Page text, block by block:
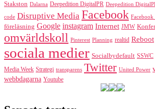
Stakston Dalarna Deepedition DigitalPR Deepedition
code Disruptive Media Facebook Facebook
föreläsning Google instagram Internet JMW
omvärldskoll Pinterest Planning realtid Reboot
sociala medier Socialbydefault SSWC
Media Week Strategi transparens Twitter United Power
webbdagarna Youtube